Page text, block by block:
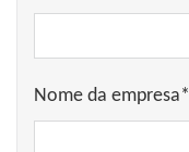
Nome da empresa*